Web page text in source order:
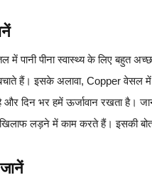
में पानी पीना स्वास्थ्य के लिए बहुत
हैं। इसके अलावा, Copper वेसल में
और दिन भर हमें ऊर्जावान रखता
खिलाफ लड़ने में काम करते हैं। इसकी